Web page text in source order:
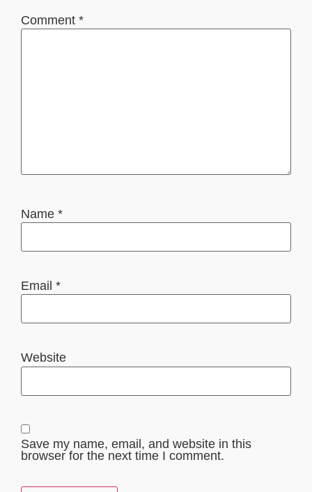
Comment *
Name *
Email *
Website
Save my name, email, and website in this
browser for the next time I comment.